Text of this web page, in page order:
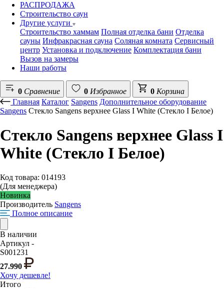
РАСПРОДАЖА
Строительство саун
Другие услуги
Строительство хаммам Полная отделка бани Отделка
сауны Инфракрасная сауна Соляная комната Сервисный
центр Установка и подключение Комплектация бани
Вызов на замеры
Наши работы
0 Сравнение 0 Избранное 0 Корзина
Главная Каталог Sangens Дополнительное оборудование
Sangens Стекло Sangens верхнее Glass I White (Стекло I Белое)
Стекло Sangens верхнее Glass I
White (Стекло I Белое)
Код товара: 014193
(Для менеджера)
Новинка
Производитель Sangens
Полное описание
В наличии
Артикул -
S001231
27.990
Хочу дешевле!
Итого